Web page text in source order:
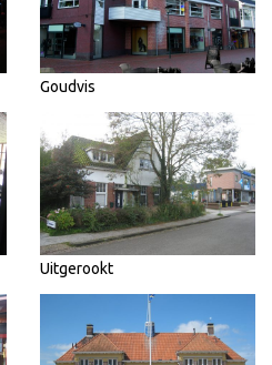
Goudvis
Uitgerookt